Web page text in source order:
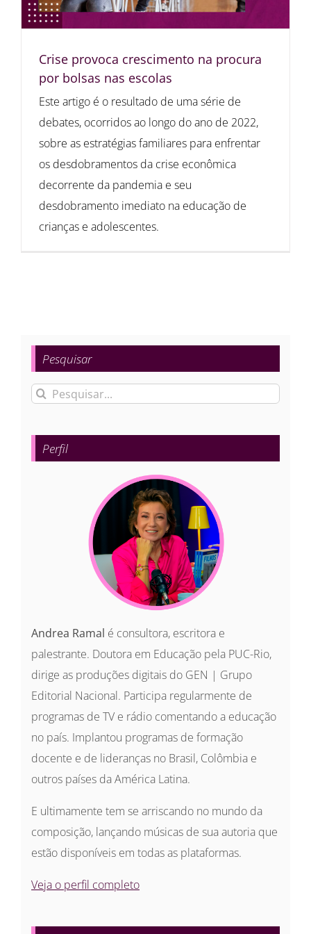
Crise provoca crescimento na procura
por bolsas nas escolas
Este artigo é o resultado de uma série de
debates, ocorridos ao longo do ano de 2022,
sobre as estratégias familiares para enfrentar
os desdobramentos da crise econômica
decorrente da pandemia e seu
desdobramento imediato na educação de
crianças e adolescentes.
Pesquisar
Buscar
para:
Perfil
Andrea Ramal é consultora, escritora e
palestrante. Doutora em Educação pela PUC-Rio,
dirige as produções digitais do GEN | Grupo
Editorial Nacional. Participa regularmente de
programas de TV e rádio comentando a educação
no país. Implantou programas de formação
docente e de lideranças no Brasil, Colômbia e
outros países da América Latina.
E ultimamente tem se arriscando no mundo da
composição, lançando músicas de sua autoria que
estão disponíveis em todas as plataformas.
Veja o perfil completo